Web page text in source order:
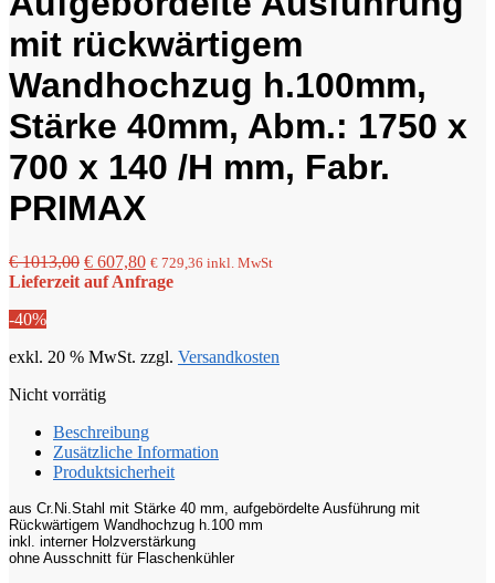
mit rückwärtigem
Wandhochzug h.100mm,
Stärke 40mm, Abm.: 1750 x
700 x 140 /H mm, Fabr.
PRIMAX
€1013,00 Ursprünglicher
Preis
€ 607,80Aktueller
Preis
€ 729,36 inkl. MwSt
Lieferzeit auf Anfrage
-40%
exkl. 20 % MwSt. zzgl. Versandkosten
Nicht vorrätig
Beschreibung
Zusätzliche Information
Produktsicherheit
aus Cr.Ni.Stahl mit Stärke 40 mm, aufgebördelte Ausführung mit
Rückwärtigem Wandhochzug h.100 mm
inkl. interner Holzverstärkung
ohne Ausschnitt für Flaschenkühler